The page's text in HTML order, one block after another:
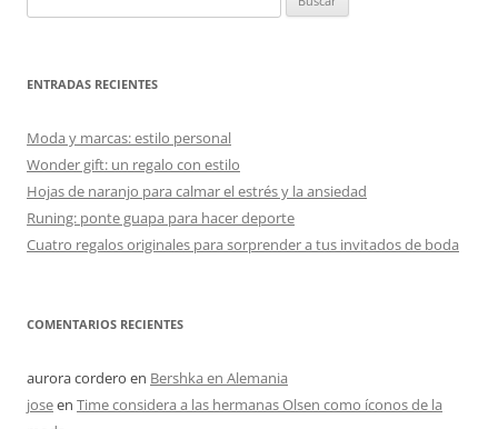
ENTRADAS RECIENTES
Moda y marcas: estilo personal
Wonder gift: un regalo con estilo
Hojas de naranjo para calmar el estrés y la ansiedad
Runing: ponte guapa para hacer deporte
Cuatro regalos originales para sorprender a tus invitados de boda
COMENTARIOS RECIENTES
aurora cordero en Bershka en Alemania
joseen Time considera a las hermanas Olsen como íconos de la